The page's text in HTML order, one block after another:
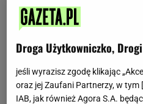
Droga Użytkowniczko,
jeśli wyrazisz zgodę klikając
oraz jej Zaufani Partnerzy, w tym [
IAB, jak również Agora S.A.